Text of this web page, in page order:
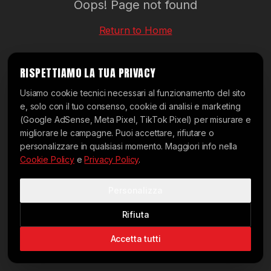
RISPETTIAMO LA TUA PRIVACY
Usiamo cookie tecnici necessari al funzionamento del sito
e, solo con il tuo consenso, cookie di analisi e marketing
(Google AdSense, Meta Pixel, TikTok Pixel) per misurare e
migliorare le campagne. Puoi accettare, rifiutare o
personalizzare in qualsiasi momento. Maggiori info nella
Cookie Policy e Privacy Policy.
Rifiuta
Accetta tutti
Oops! Page not found
Return to Home